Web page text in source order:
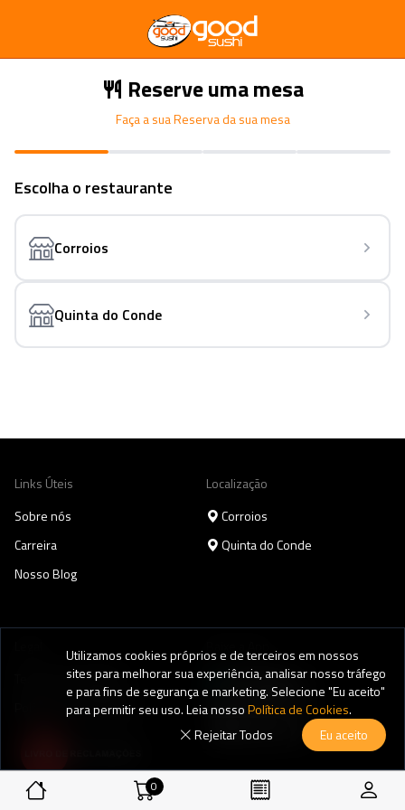
Reserve uma mesa
Faça a sua Reserva da sua mesa
Escolha o restaurante
Corroios
Quinta do Conde
Links Úteis
Sobre nós
Carreira
Nosso Blog
Localização
Corroios
Quinta do Conde
Termos & Condições
Política de Privacidade
0
Utilizamos cookies próprios e de terceiros em nossos
sites para melhorar sua experiência, analisar nosso tráfego
e para fins de segurança e marketing. Selecione "Eu aceito"
para permitir seu uso. Leia nossoPolítica de Cookies.
Rejeitar Todos
Eu aceito